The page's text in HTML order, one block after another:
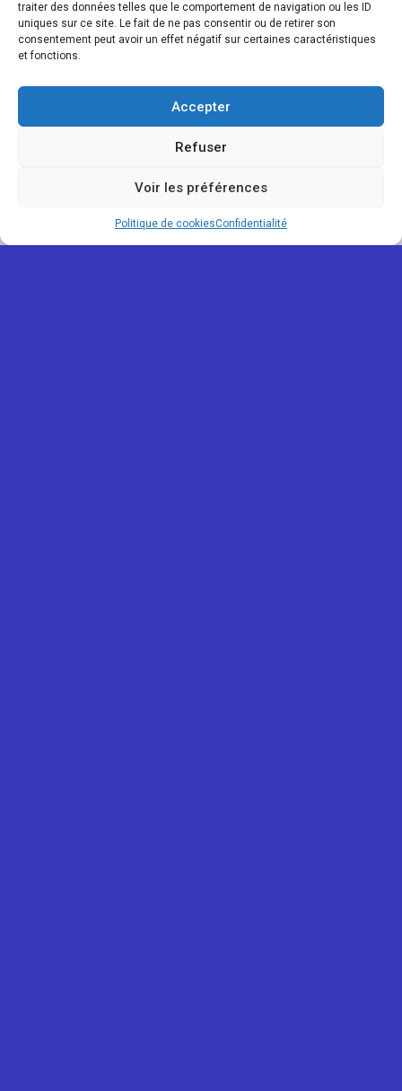
traiter des données telles que le comportement de navigation ou les ID
uniques sur ce site. Le fait de ne pas consentir ou de retirer son
consentement peut avoir un effet négatif sur certaines caractéristiques
et fonctions.
Accepter
Refuser
Voir les préférences
Politique de cookiesConfidentialité